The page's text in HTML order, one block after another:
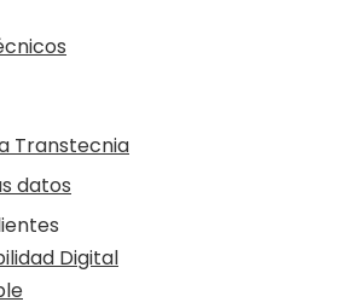
Transtecnia
datos
Digital